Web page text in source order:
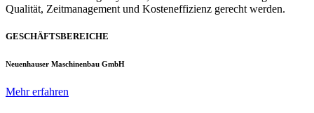
Qualität, Zeitmanagement und Kosteneffizienz gerecht werden.
GESCHÄFTSBEREICHE
Neuenhauser Maschinenbau GmbH
Mehr erfahren